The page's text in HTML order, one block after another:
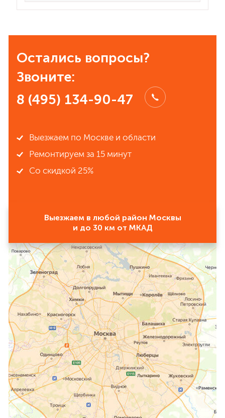
Остались вопросы?
Звоните:
8 (495) 134-90-47
Выезжаем по Москве и области
Ремонтируем за 15 минут
Со скидкой 25%
Выезжаем в любой район Москвы
и до 30 км от МКАД